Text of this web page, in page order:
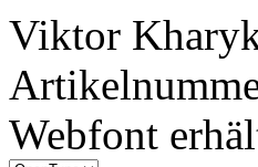
Viktor
Webfont